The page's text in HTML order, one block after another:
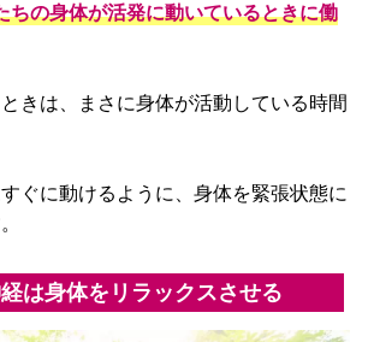
ちの身体が活発に動いているときに働
きは、まさに身体が活動している時間
ぐに動けるように、身体を緊張状態に
は身体をリラックスさせる